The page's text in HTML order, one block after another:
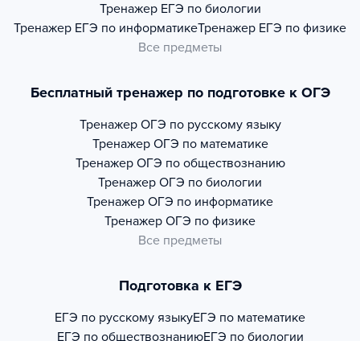
Тренажер ЕГЭ по биологии
Тренажер ЕГЭ по информатикеТренажер ЕГЭ по физике
Все предметы
Бесплатный тренажер по подготовке к ОГЭ
Тренажер ОГЭ по русскому языку
Тренажер ОГЭ по математике
Тренажер ОГЭ по обществознанию
Тренажер ОГЭ по биологии
Тренажер ОГЭ по информатике
Тренажер ОГЭ по физике
Все предметы
Подготовка к ЕГЭ
ЕГЭ по русскому языкуЕГЭ по математике
ЕГЭ по обществознаниюЕГЭ по биологии